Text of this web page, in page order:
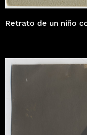
Retrato de un niño